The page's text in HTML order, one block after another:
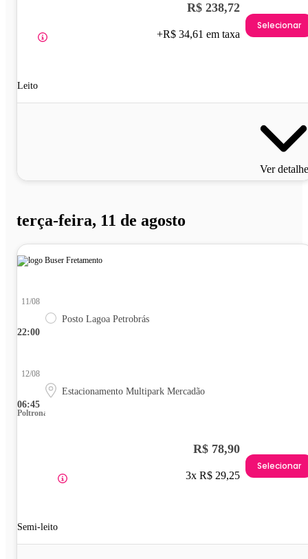
Leito
R$ 238,72
+R$ 34,61 em taxa
Selecionar
Ver
terça-feira, 11 de agosto
22:00
11/08
Posto Lagoa Petrobrás
06:45
12/08
Estacionamento Multipark Mercadão
Poltrona
Semi-leito
R$ 78,90
3x R$ 29,25
Selecionar